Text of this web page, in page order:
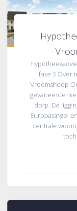
fase 3 Over
Vroomshoop
gevarieerde
dorp. De
Europasingel
centrale